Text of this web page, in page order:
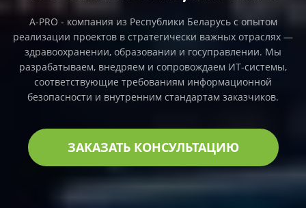
A-PRO - компания из Республики Беларусь с опытом
реализации проектов в стратегически важных отраслях —
здравоохранении, образовании и госуправлении. Мы
разрабатываем, внедряем и сопровождаем ИТ‑системы,
соответствующие требованиям информационной
безопасности и внутренним стандартам заказчиков.
ЗАКАЗАТЬ КОНСУЛЬТАЦИЮ